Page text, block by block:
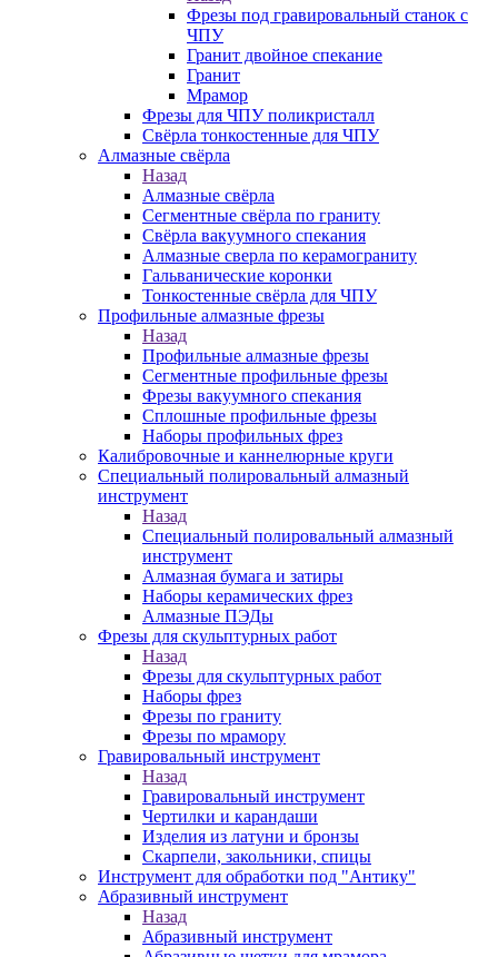
Фрезы под гравировальный станок с
ЧПУ
Гранит двойное спекание
Гранит
Мрамор
Фрезы для ЧПУ поликристалл
Свёрла тонкостенные для ЧПУ
Алмазные свёрла
Назад
Алмазные свёрла
Сегментные свёрла по граниту
Свёрла вакуумного спекания
Алмазные сверла по керамограниту
Гальванические коронки
Тонкостенные свёрла для ЧПУ
Профильные алмазные фрезы
Назад
Профильные алмазные фрезы
Сегментные профильные фрезы
Фрезы вакуумного спекания
Сплошные профильные фрезы
Наборы профильных фрез
Калибровочные и каннелюрные круги
Специальный полировальный алмазный
инструмент
Назад
Специальный полировальный алмазный
инструмент
Алмазная бумага и затиры
Наборы керамических фрез
Алмазные ПЭДы
Фрезы для скульптурных работ
Назад
Фрезы для скульптурных работ
Наборы фрез
Фрезы по граниту
Фрезы по мрамору
Гравировальный инструмент
Назад
Гравировальный инструмент
Чертилки и карандаши
Изделия из латуни и бронзы
Скарпели, закольники, спицы
Инструмент для обработки под "Антику"
Абразивный инструмент
Назад
Абразивный инструмент